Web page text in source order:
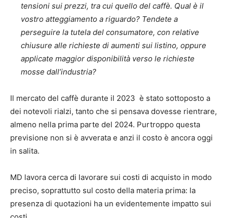
tensioni sui prezzi, tra cui quello del caffè. Qual è il
vostro atteggiamento a riguardo? Tendete a
perseguire la tutela del consumatore, con relative
chiusure alle richieste di aumenti sui listino, oppure
applicate maggior disponibilità verso le richieste
mosse dall’industria?
Il mercato del caffè durante il 2023 è stato sottoposto a
dei notevoli rialzi, tanto che si pensava dovesse rientrare,
almeno nella prima parte del 2024. Purtroppo questa
previsione non si è avverata e anzi il costo è ancora oggi
in salita.
MD lavora cerca di lavorare sui costi di acquisto in modo
preciso, soprattutto sul costo della materia prima: la
presenza di quotazioni ha un evidentemente impatto sui